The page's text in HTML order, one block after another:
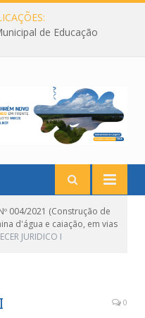
de Educação
004/2021 (Construção de
d'água e caiação, em vias
JURIDICO I
0